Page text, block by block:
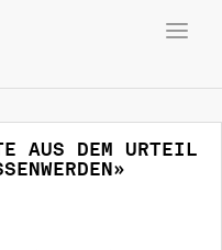
AUS DEM URTEIL